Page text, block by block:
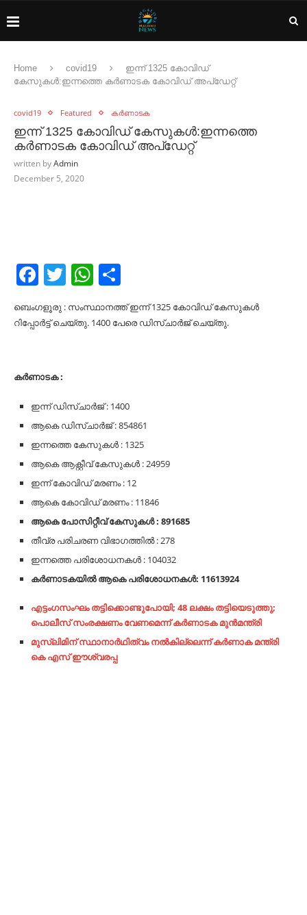
Home covid19
ഇന്ന് 1325 കോവിഡ്
കേസുകൾ:ഇന്നത്തെ കർണാടക കോവിഡ് അപ്‌ഡേറ്റ്
covid19 Featured കർണാടക
ഇന്ന് 1325 കോവിഡ് കേസുകൾ:ഇന്നത്തെ
കർണാടക കോവിഡ് അപ്‌ഡേറ്റ്
written byAdmin
December 5, 2020
Facebook
TwitterWhatsApp
ബെംഗളൂരു : സംസ്ഥാനത്ത് ഇന്ന് 1325 കോവിഡ് കേസുകൾ
റിപ്പോർട്ട് ചെയ്തു. 1400 പേരെ ഡിസ്ചാര്‍ജ് ചെയ്തു.
കര്‍ണാടക :
ഇന്ന് ഡിസ്ചാര്‍ജ് : 1400
ആകെ ഡിസ്ചാര്‍ജ് : 854861
ഇന്നത്തെ കേസുകള്‍ : 1325
ആകെ ആക്റ്റീവ് കേസുകള്‍ : 24959
ഇന്ന് കോവിഡ് മരണം : 12
ആകെ കോവിഡ് മരണം : 11846
ആകെ പോസിറ്റീവ് കേസുകള്‍ : 891685
തീവ്ര പരിചരണ വിഭാഗത്തില്‍ : 278
ഇന്നത്തെ പരിശോധനകൾ : 104032
കര്‍ണാടകയില്‍ ആകെ പരിശോധനകള്‍: 11613924
എട്ടംഗസംഘം തട്ടിക്കൊണ്ടുപോയി; 48 ലക്ഷം തട്ടിയെടുത്തു;
പൊലീസ് സംരക്ഷണം വേണമെന്ന് കര്‍ണാടക മുന്‍മന്ത്രി
മുസ്‌ലിമിന് സ്ഥാനാര്‍ഥിത്വം നല്‍കില്ലെന്ന് കര്‍ണാക മന്ത്രി
കെ എസ് ഈശ്വരപ്പ